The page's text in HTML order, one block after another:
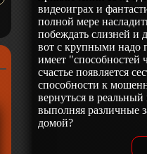
видеоиграх и
полной мере
побеждать слизней и
вот с крупными надо
имеет "способностей
счастье появляется
способности к
вернуться в
выполняя различные
домой?